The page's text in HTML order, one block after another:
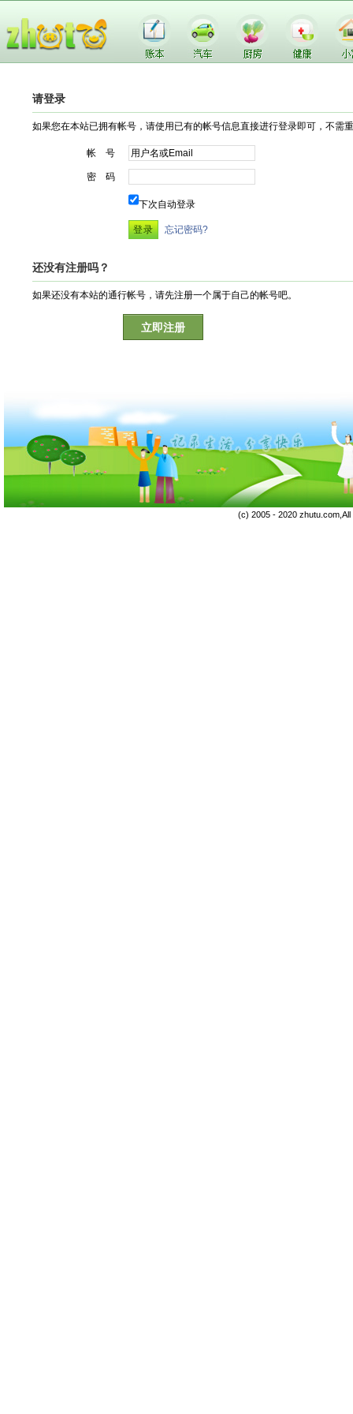
请登录
如果您在本站已拥有帐号，请使用已有的帐号信息直接进行登录即可，不需
帐 号
密 码
下次自动登录
忘记密码?
还没有注册吗？
如果还没有本站的通行帐号，请先注册一个属于自己的帐号吧。
立即注册
(c) 2005 - 2020